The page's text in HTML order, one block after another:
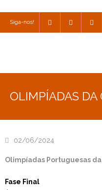
Siga-nos!
OLIMPÍADAS DA
02/06/2024
Olimpíadas Portuguesas
Fase Final